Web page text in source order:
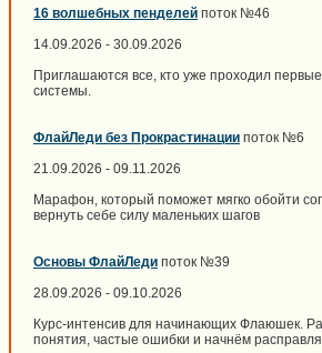
16 волшебных пенделей поток №46
14.09.2026 - 30.09.2026
Приглашаются все, кто уже проходил
системы.
ФлайЛеди без Прокрастинации поток №6
21.09.2026 - 09.11.2026
Марафон, который поможет мягко обойти
вернуть себе силу маленьких шагов
Основы ФлайЛеди поток №39
28.09.2026 - 09.10.2026
Курс-интенсив для начинающих Флаюшек.
понятия, частые ошибки и начнём